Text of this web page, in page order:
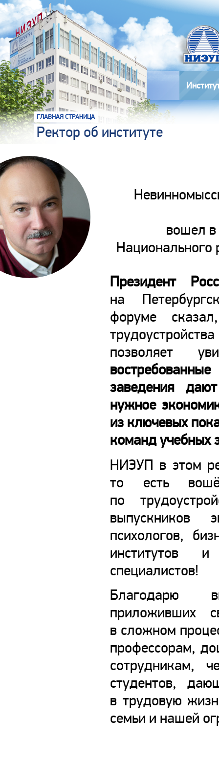
ГЛАВНАЯ СТРАНИЦА
Ректор об институте
вошел в
Национального
Президент
на
форуме
позволяет
заведения
нужное
из ключевых
команд учебных
НИЭУП в этом
то есть
по
выпускников
психологов,
институтов
специалистов!
Благодарю
приложивших
в сложном
профессорам,
сотрудникам,
студентов,
в трудовую
семьи и нашей